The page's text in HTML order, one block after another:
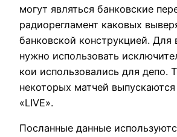
могут являться банковские
радиорегламент каковых
банковской конструкцией. Для
нужно использовать
кои использовались для депо.
некоторых матчей
«LIVE».
Посланные данные